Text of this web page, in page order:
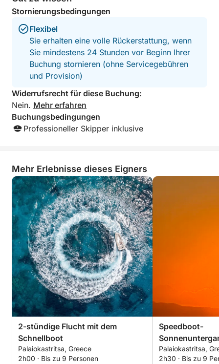
Stornierungsbedingungen
Flexibel
Sie erhalten eine volle Rückerstattung, wenn
Sie mindestens 24 Stunden vor Beginn Ihrer
Buchung stornieren (ohne Servicegebühren
und Provision)
Widerrufsrecht für diese Buchung:
Nein. Mehr erfahren
Buchungsbedingungen
Professioneller Skipper inklusive
Mehr Erlebnisse dieses Eigners
2-stündige Flucht mit dem
Schnellboot
Palaiokastritsa, Greece
2h00 · Bis zu 9 Personen
Speedboot-
Palaiokastritsa,
2h30 · Bis zu 9